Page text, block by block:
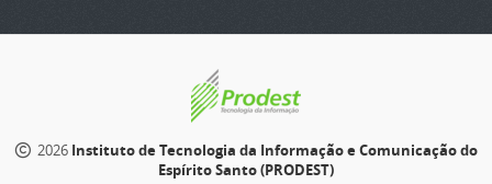
2026 Instituto de Tecnologia da Informação e Comunicação do
Espírito Santo (PRODEST)